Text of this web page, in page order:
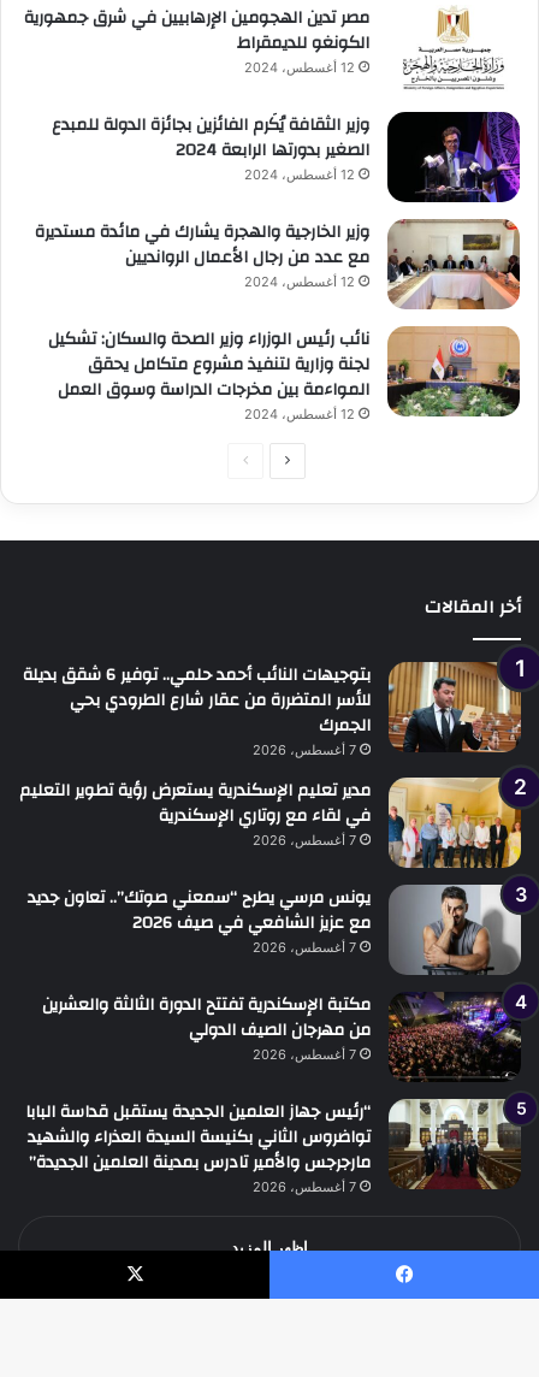
مصر تدين الهجومين الإرهابيين في شرق جمهورية
الكونغو للديمقراط
12 أغسطس، 2024
وزير الثقافة يُكَرم الفائزين بجائزة الدولة للمبدع
الصغير بدورتها الرابعة 2024
12 أغسطس، 2024
وزير الخارجية والهجرة يشارك في مائدة مستديرة
مع عدد من رجال الأعمال الروانديين
12 أغسطس، 2024
نائب رئيس الوزراء وزير الصحة والسكان: تشكيل
لجنة وزارية لتنفيذ مشروع متكامل يحقق
المواءمة بين مخرجات الدراسة وسوق العمل
12 أغسطس، 2024
الصفحةالصفحة
أخر المقالات
بتوجيهات النائب أحمد حلمي.. توفير 6 شقق بديلة
للأسر المتضررة من عقار شارع الطرودي بحي
الجمرك
7 أغسطس، 2026
مدير تعليم الإسكندرية يستعرض رؤية تطوير التعليم
في لقاء مع روتاري الإسكندرية
7 أغسطس، 2026
يونس مرسي يطرح “سمعني صوتك”.. تعاون جديد
مع عزيز الشافعي في صيف 2026
7 أغسطس، 2026
مكتبة الإسكندرية تفتتح الدورة الثالثة والعشرين
من مهرجان الصيف الدولي
7 أغسطس، 2026
“رئيس جهاز العلمين الجديدة يستقبل قداسة البابا
تواضروس الثاني بكنيسة السيدة العذراء والشهيد
مارجرجس والأمير تادرس بمدينة العلمين الجديدة”
7 أغسطس، 2026
اظهر المزيد
فيسبوك ‫X